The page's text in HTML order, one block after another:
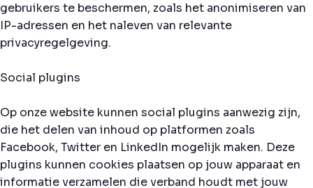
gebruikers te beschermen, zoals het anonimiseren van
IP-adressen en het naleven van relevante
privacyregelgeving.
Social plugins
Op onze website kunnen social plugins aanwezig zijn,
die het delen van inhoud op platformen zoals
Facebook, Twitter en LinkedIn mogelijk maken. Deze
plugins kunnen cookies plaatsen op jouw apparaat en
informatie verzamelen die verband houdt met jouw